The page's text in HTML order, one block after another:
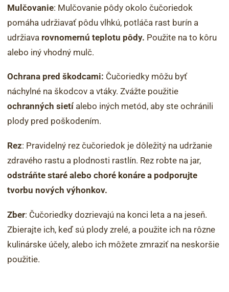
Mulčovanie: Mulčovanie pôdy okolo čučoriedok
pomáha udržiavať pôdu vlhkú, potláča rast burín a
udržiava rovnomernú teplotu pôdy. Použite na to kôru
alebo iný vhodný mulč.
Ochrana pred škodcami: Čučoriedky môžu byť
náchylné na škodcov a vtáky. Zvážte použitie
ochranných sietí alebo iných metód, aby ste ochránili
plody pred poškodením.
Rez: Pravidelný rez čučoriedok je dôležitý na udržanie
zdravého rastu a plodnosti rastlín. Rez robte na jar,
odstráňte staré alebo choré konáre a podporujte
tvorbu nových výhonkov.
Zber: Čučoriedky dozrievajú na konci leta a na jeseň.
Zbierajte ich, keď sú plody zrelé, a použite ich na rôzne
kulinárske účely, alebo ich môžete zmraziť na neskoršie
použitie.